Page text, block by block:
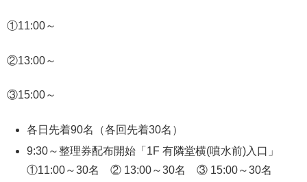
①11:00～
②13:00～
③15:00～
各日先着90名（各回先着30名）
9:30～整理券配布開始「1F 有隣堂横(噴水前)入口」
①11:00～30名 ② 13:00～30名 ③ 15:00～30名